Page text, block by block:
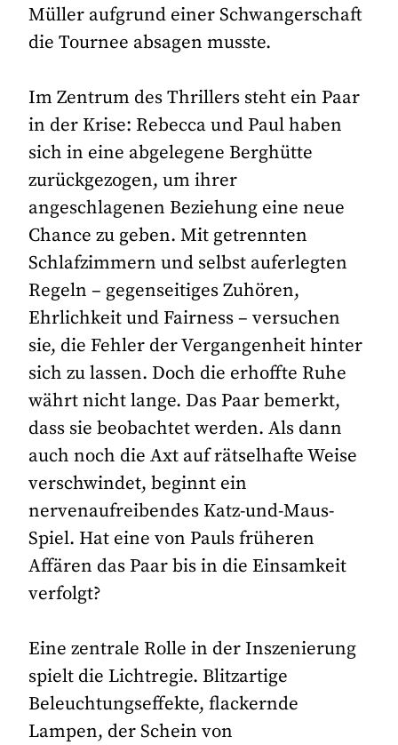
Müller aufgrund einer Schwangerschaft
die Tournee absagen musste.
Im Zentrum des Thrillers steht ein Paar
in der Krise: Rebecca und Paul haben
sich in eine abgelegene Berghütte
zurückgezogen, um ihrer
angeschlagenen Beziehung eine neue
Chance zu geben. Mit getrennten
Schlafzimmern und selbst auferlegten
Regeln – gegenseitiges Zuhören,
Ehrlichkeit und Fairness – versuchen
sie, die Fehler der Vergangenheit hinter
sich zu lassen. Doch die erhoffte Ruhe
währt nicht lange. Das Paar bemerkt,
dass sie beobachtet werden. Als dann
auch noch die Axt auf rätselhafte Weise
verschwindet, beginnt ein
nervenaufreibendes Katz-und-Maus-
Spiel. Hat eine von Pauls früheren
Affären das Paar bis in die Einsamkeit
verfolgt?
Eine zentrale Rolle in der Inszenierung
spielt die Lichtregie. Blitzartige
Beleuchtungseffekte, flackernde
Lampen, der Schein von